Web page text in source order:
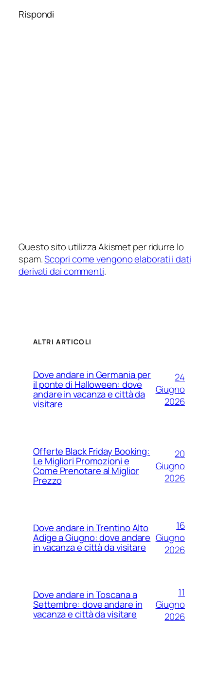
Rispondi
Questo sito utilizza Akismet per ridurre lo
spam.Scopri come vengono elaborati i dati
derivati dai commenti.
ALTRI ARTICOLI
Dove andare in Germania per
il ponte di Halloween: dove
andare in vacanza e città da
visitare
24
Giugno
2026
Offerte Black Friday Booking:
Le Migliori Promozioni e
Come Prenotare al Miglior
Prezzo
20
Giugno
2026
Dove andare in Trentino Alto
Adige a Giugno: dove andare
in vacanza e città da visitare
16
Giugno
2026
Dove andare in Toscana a
Settembre: dove andare in
vacanza e città da visitare
11
Giugno
2026